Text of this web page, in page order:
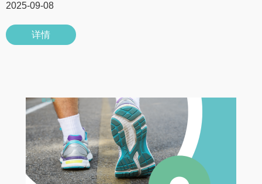
2025-09-08
详情